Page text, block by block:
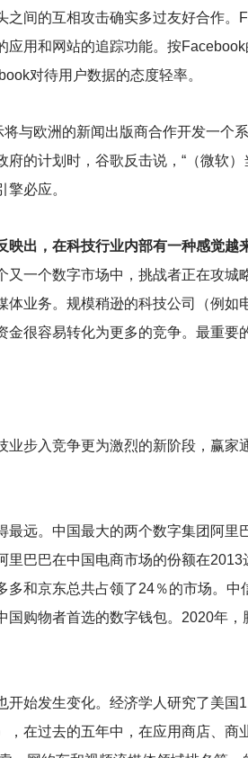
之间的互相攻击确实多过友好合作
应用和网站的追踪功能。按
对待用户数据的态度轻率。
与欧洲的新闻出版商合作开发一个
府的计划时，谷歌反击说，“（微软
擎必应。
映出，在科技行业内部有一种感觉
又一个数字市场中，挑战者正在攻
体业务。规模稍逊的科技公司（例
金很容易转化为更多的竞争。最重要
业步入竞争更为激烈的新阶段，赢
最远。中国最大的两个数字集团阿
里巴巴在中国电商市场的份额在
多和京东总共占领了24％的市场。
国购物者首选的数字钱包。2020年
开始发生变化。经济学人研究了美
，在过去的五年中，在应用商店、商